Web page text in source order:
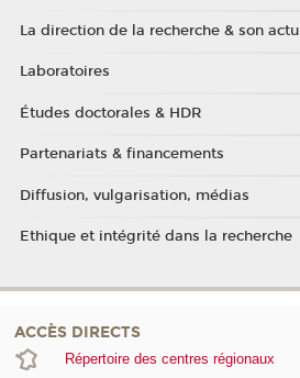
La direction de la recherche & son actu
Laboratoires
Études doctorales & HDR
Partenariats & financements
Diffusion, vulgarisation, médias
Ethique et intégrité dans la recherche
ACCÈS DIRECTS
Répertoire des centres régionaux